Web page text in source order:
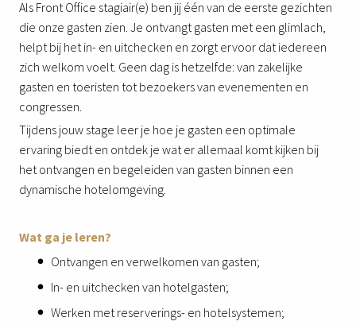
Als Front Office stagiair(e) ben jij één van de eerste gezichten
die onze gasten zien. Je ontvangt gasten met een glimlach,
helpt bij het in- en uitchecken en zorgt ervoor dat iedereen
zich welkom voelt. Geen dag is hetzelfde: van zakelijke
gasten en toeristen tot bezoekers van evenementen en
congressen.
Tijdens jouw stage leer je hoe je gasten een optimale
ervaring biedt en ontdek je wat er allemaal komt kijken bij
het ontvangen en begeleiden van gasten binnen een
dynamische hotelomgeving.
Wat ga je leren?
Ontvangen en verwelkomen van gasten;
In- en uitchecken van hotelgasten;
Werken met reserverings- en hotelsystemen;